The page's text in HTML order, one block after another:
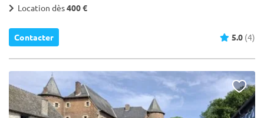
Location dès400 €
Contacter 5.0 (4)